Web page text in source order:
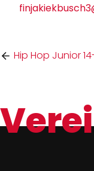
Hip Hop Junior